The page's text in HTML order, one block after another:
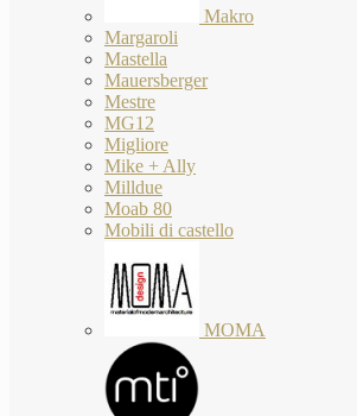
Makro
Margaroli
Mastella
Mauersberger
Mestre
MG12
Migliore
Mike + Ally
Milldue
Moab 80
Mobili di castello
MOMA